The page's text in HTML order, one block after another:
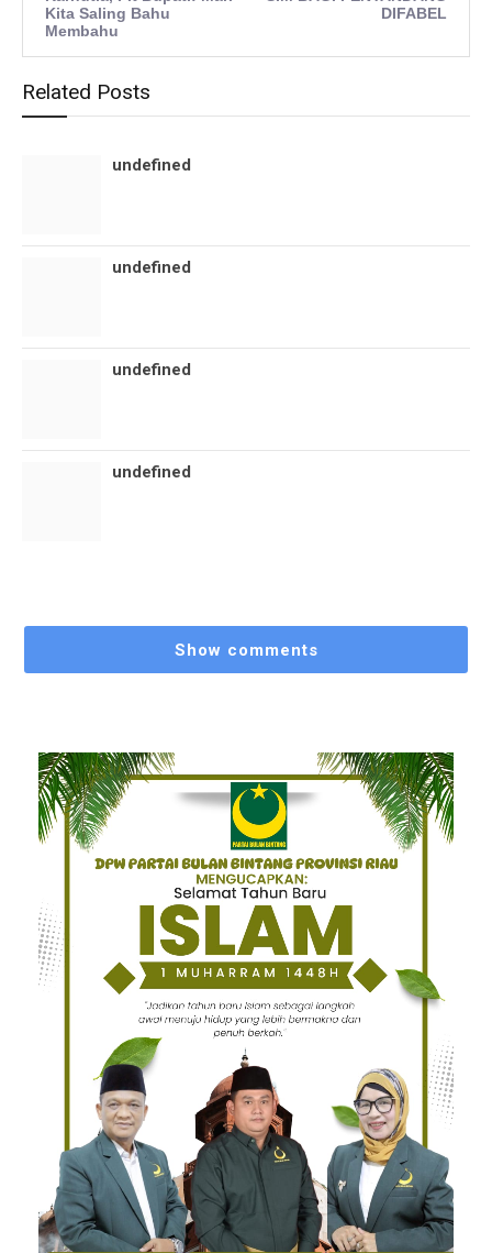
Kita Saling Bahu
Membahu
DIFABEL
Related Posts
undefined
undefined
undefined
undefined
Show comments